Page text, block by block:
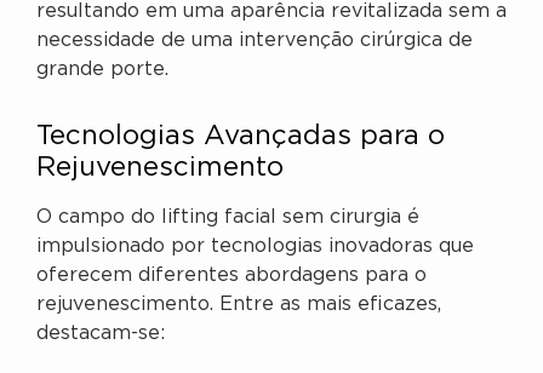
resultando em uma aparência revitalizada sem a
necessidade de uma intervenção cirúrgica de
grande porte.
Tecnologias Avançadas para o
Rejuvenescimento
O campo do lifting facial sem cirurgia é
impulsionado por tecnologias inovadoras que
oferecem diferentes abordagens para o
rejuvenescimento. Entre as mais eficazes,
destacam-se: